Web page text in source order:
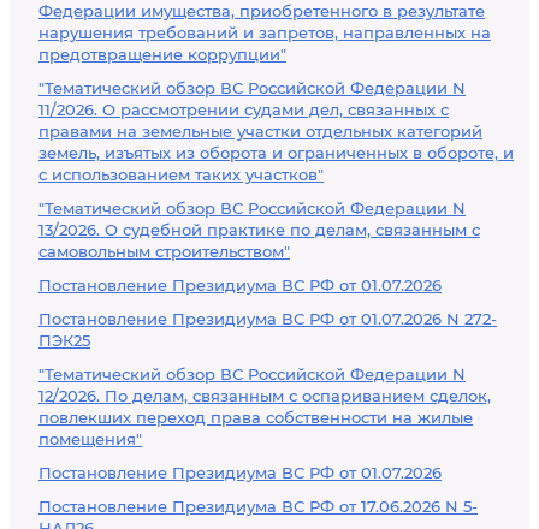
Федерации имущества, приобретенного в результате
нарушения требований и запретов, направленных на
предотвращение коррупции"
"Тематический обзор ВС Российской Федерации N
11/2026. О рассмотрении судами дел, связанных с
правами на земельные участки отдельных категорий
земель, изъятых из оборота и ограниченных в обороте, и
с использованием таких участков"
"Тематический обзор ВС Российской Федерации N
13/2026. О судебной практике по делам, связанным с
самовольным строительством"
Постановление Президиума ВС РФ от 01.07.2026
Постановление Президиума ВС РФ от 01.07.2026 N 272-
ПЭК25
"Тематический обзор ВС Российской Федерации N
12/2026. По делам, связанным с оспариванием сделок,
повлекших переход права собственности на жилые
помещения"
Постановление Президиума ВС РФ от 01.07.2026
Постановление Президиума ВС РФ от 17.06.2026 N 5-